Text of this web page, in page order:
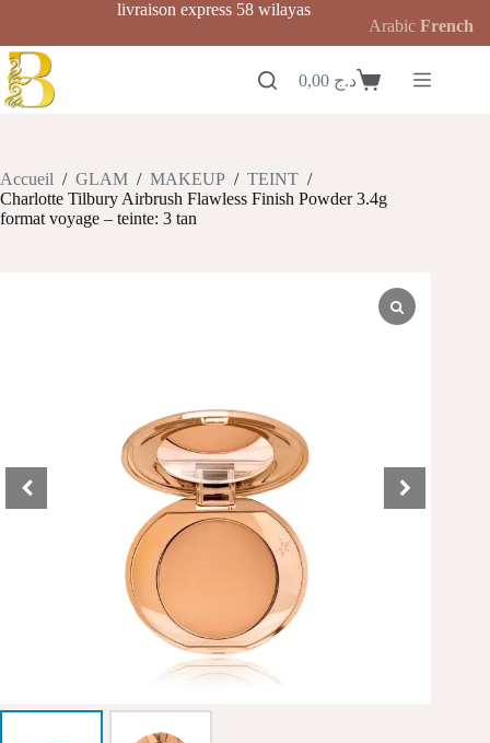
contenu
livraison express 58 wilayas
Panierد.ج
Accueil / GLAM / MAKEUP / TEINT /
Charlotte Tilbury Airbrush Flawless Finish Powder 3.4g
format voyage – teinte: 3 tan
Arabic French